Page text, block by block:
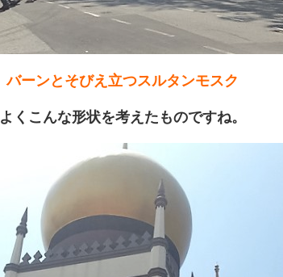
バーンとそびえ立つスルタンモスク
よくこんな形状を考えたものですね。